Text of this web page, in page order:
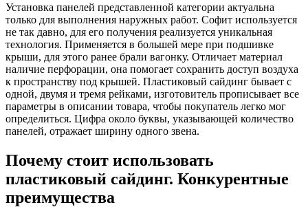
Установка панелей представленной категории актуальна
только для выполнения наружных работ. Софит используется
не так давно, для его получения реализуется уникальная
технология. Применяется в большей мере при подшивке
крыши, для этого ранее брали вагонку. Отличает материал
наличие перфорации, она помогает сохранить доступ воздуха
к пространству под крышей. Пластиковый сайдинг бывает с
одной, двумя и тремя рейками, изготовитель прописывает все
параметры в описании товара, чтобы покупатель легко мог
определиться. Цифра около буквы, указывающей количество
панелей, отражает ширину одного звена.
Почему стоит использовать
пластиковый сайдинг. Конкурентные
преимущества